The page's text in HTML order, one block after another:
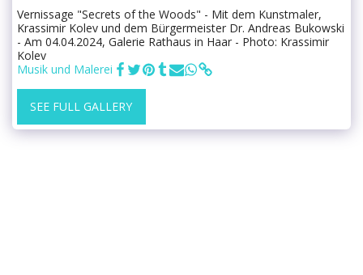
Vernissage "Secrets of the Woods" - Mit dem Kunstmaler,
Krassimir Kolev und dem Bürgermeister Dr. Andreas Bukowski
- Am 04.04.2024, Galerie Rathaus in Haar - Photo: Krassimir
Kolev
Musik und Malerei
SEE FULL GALLERY